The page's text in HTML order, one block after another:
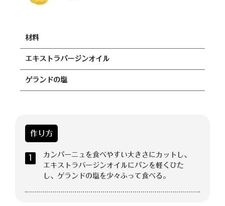
材料
エキストラバージンオイル
ゲランドの塩
作り方
1
カンパーニュを食べやすい大きさにカットし、
エキストラバージンオイルにパンを軽くひた
し、ゲランドの塩を少々ふって食べる。